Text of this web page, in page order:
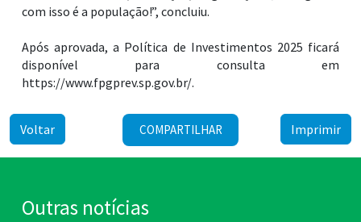
com isso é a população!”, concluiu.
Após aprovada, a Política de Investimentos 2025 ficará
disponível para consulta em
https://www.fpgprev.sp.gov.br/.
Voltar COMPARTILHAR Imprimir
Outras notícias